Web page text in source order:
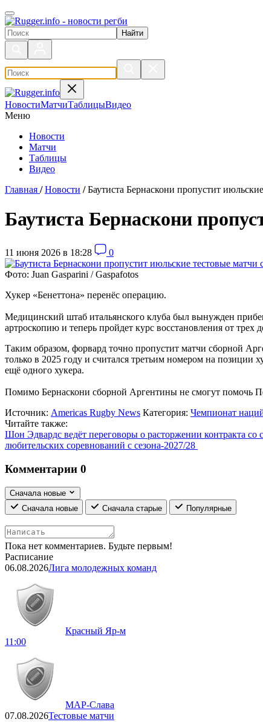
Поиск по сайту
НовостиМатчиТаблицыВидео
Меню
Новости
Матчи
Таблицы
Видео
Главная / Новости / Баутиста Бернаскони пропустит
Баутиста Бернаскони
11 июня 2026 в 18:28 0
Фото: Juan Gasparini / Gaspafotos
Хукер «Бенеттона» перенёс операцию.
Медицинский штаб итальянского клуба был вынужден
артроскопию и теперь пройдет курс восстановления от трех
Таким образом, форвард точно пропустит матчи сборной
только в 2025 году и считался третьим номером на
ещё одного хукера.
Помимо Бернаскони сборной Аргентины не смогут помочь
Источник: Americas Rugby News Категория: Чемпионат
Читайте также:
Шон Эдвардс ведёт переговоры о расторжении контракта
любительских соревнований c сезона-2027/28
Комментарии 0
Сначала новые
Сначала новые
Сначала старые Популярные
Пока нет комментариев. Будьте первым!
Расписание
06.08.2026Лига молодежных команд
Красный Яр-м
11:00
МАР-Слава
07.08.2026Тестовые матчи